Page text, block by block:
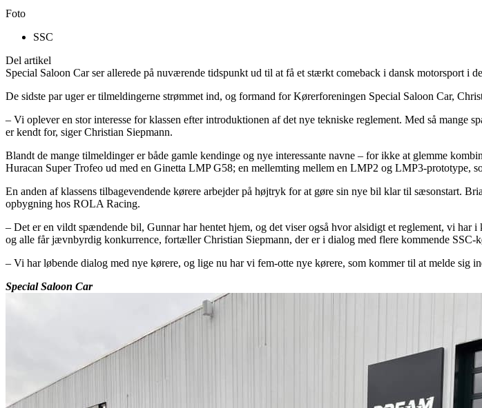
Foto
SSC
Del artikel
Special Saloon Car ser allerede på nuværende tidspunkt ud til at få et stærkt comeback i dansk motorsport i
De sidste par uger er tilmeldingerne strømmet ind, og formand for Kørerforeningen Special Saloon Car,
– Vi oplever en stor interesse for klassen efter introduktionen af det nye tekniske reglement. Med så
er kendt for, siger Christian Siepmann.
Blandt de mange tilmeldinger er både gamle kendinge og nye interessante navne – for ikke at glemme
Huracan Super Trofeo ud med en Ginetta LMP G58; en mellemting mellem en LMP2 og LMP3-prototype,
En anden af klassens tilbagevendende kørere arbejder på højtryk for at gøre sin nye bil klar til sæsonstart.
opbygning hos ROLA Racing.
– Det er en vildt spændende bil, Gunnar har hentet hjem, og det viser også hvor alsidigt et reglement, vi
og alle får jævnbyrdig konkurrence, fortæller Christian Siepmann, der er i dialog med flere kommende SSC-
– Vi har løbende dialog med nye kørere, og lige nu har vi fem-otte nye kørere, som kommer til at melde sig
Special Saloon Car